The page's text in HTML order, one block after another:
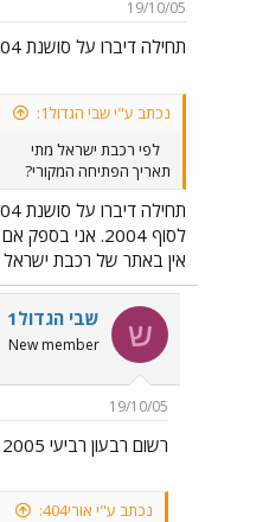
19/10/05
תחילה דיברו על סושנת 2004 וזה נגרר
נכתב ע"י שבי הגדול1:
לפי רכבת ישראל מתי
תאריך הפתיחה המקורי?
תחילה דיברו על סושנת 2004 וזה נגרר
אין באתר של רכבת ישראל
ש שבי הגדול1
New member
19/10/05
רשום רבעון רביעי 2005 מכיוון שהבנתי
נכתב ע"י אורי404: